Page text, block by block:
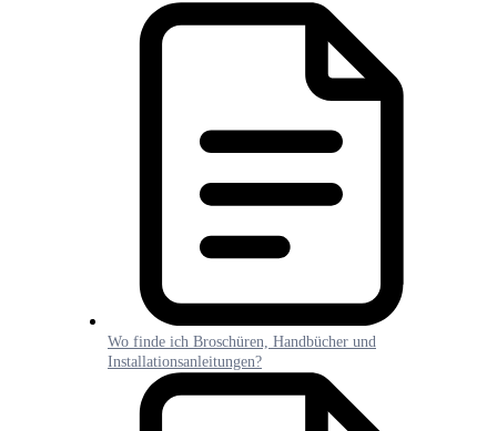
Wo finde ich Broschüren, Handbücher und
Installationsanleitungen?